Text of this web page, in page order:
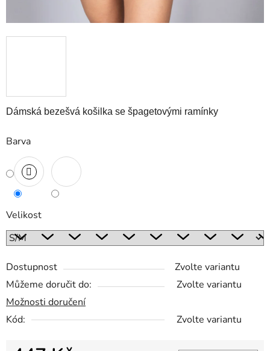
Dámská bezešvá košilka se špagetovými ramínky
Barva
Velikost
Dostupnost
Zvolte variantu
Můžeme doručit do:
Zvolte variantu
Možnosti doručení
Kód:
Zvolte variantu